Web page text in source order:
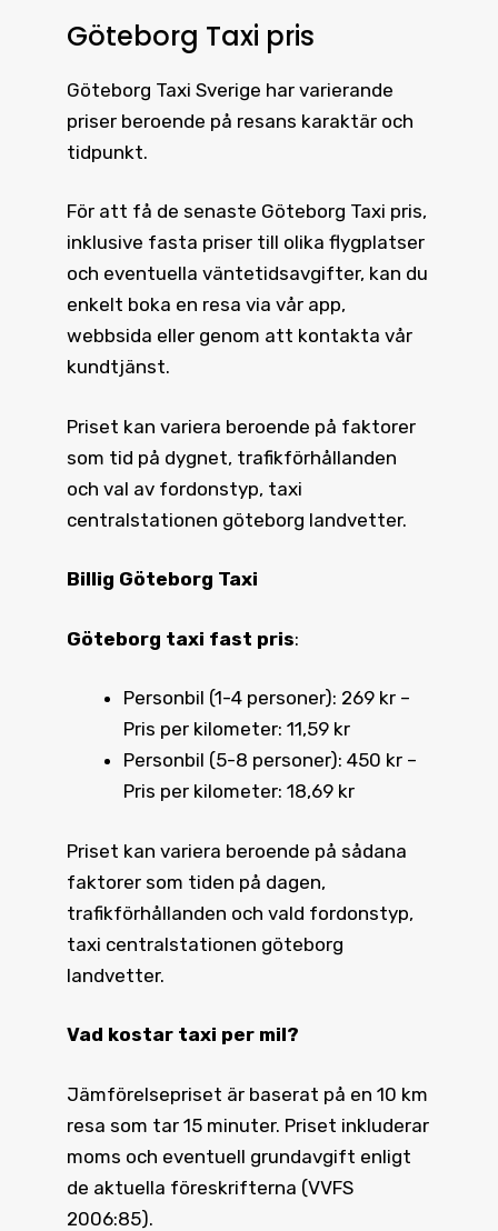
Göteborg Taxi pris
Göteborg Taxi Sverige har varierande
priser beroende på resans karaktär och
tidpunkt.
För att få de senaste Göteborg Taxi pris,
inklusive fasta priser till olika flygplatser
och eventuella väntetidsavgifter, kan du
enkelt boka en resa via vår app,
webbsida eller genom att kontakta vår
kundtjänst.
Priset kan variera beroende på faktorer
som tid på dygnet, trafikförhållanden
och val av fordonstyp, taxi
centralstationen göteborg landvetter.
Billig Göteborg Taxi
Göteborg taxi fast pris:
Personbil (1-4 personer): 269 kr –
Pris per kilometer: 11,59 kr
Personbil (5-8 personer): 450 kr –
Pris per kilometer: 18,69 kr
Priset kan variera beroende på sådana
faktorer som tiden på dagen,
trafikförhållanden och vald fordonstyp,
taxi centralstationen göteborg
landvetter.
Vad kostar taxi per mil?
Jämförelsepriset är baserat på en 10 km
resa som tar 15 minuter. Priset inkluderar
moms och eventuell grundavgift enligt
de aktuella föreskrifterna (VVFS
2006:85).